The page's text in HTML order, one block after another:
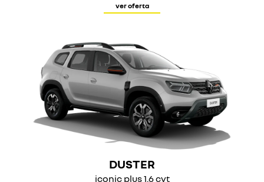
ver oferta
DUSTER
iconic plus 1.6 cvt